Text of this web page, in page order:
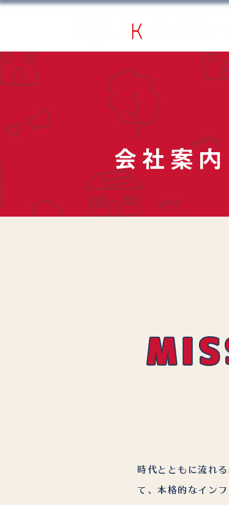
会社案
時代とともに流れ
て、本格的なイン